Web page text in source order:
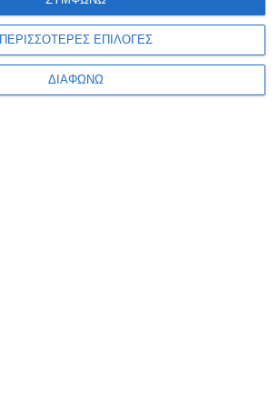
ΠΕΡΙΣΣΟΤΕΡΕΣ ΕΠΙΛΟΓΕΣ
ΔΙΑΦΩΝΩ